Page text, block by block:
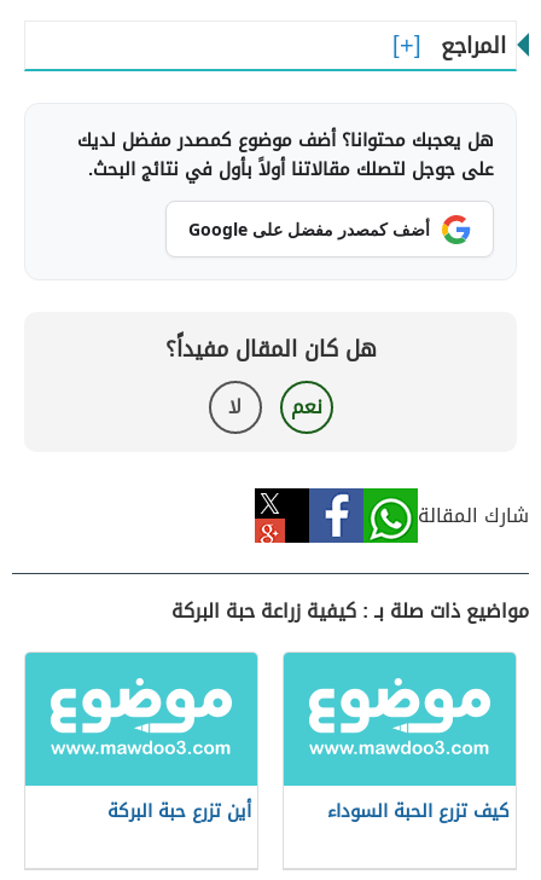
المراجع
هل يعجبك محتوانا؟ أضف موضوع كمصدر مفضل لديك
على جوجل لتصلك مقالاتنا أولاً بأول في نتائج البحث.
أضف كمصدر مفضل على Google
هل كان المقال مفيداً؟
نعم لا
شارك المقالة
مواضيع ذات صلة بـ : كيفية زراعة حبة البركة
كيف تزرع الحبة السوداء أين تزرع حبة البركة